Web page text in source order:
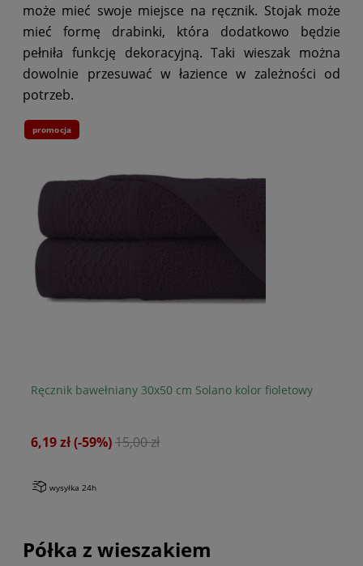
może mieć swoje miejsce na ręcznik. Stojak może
mieć formę drabinki, która dodatkowo będzie
pełniła funkcję dekoracyjną. Taki wieszak można
dowolnie przesuwać w łazience w zależności od
potrzeb.
Ręcznik bawełniany 30x50 cm Solano kolor fioletowy
6,19 zł(-59%)15,00 zł
promocja
wysyłka 24h
Półka z wieszakiem